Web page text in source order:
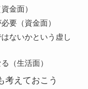
金面）
要（資金面）
ないかという虚し
（生活面）
考えておこう